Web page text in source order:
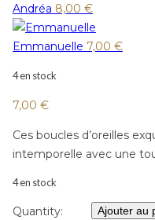
Andréa 8,00 €
Emmanuelle 7,00 €
4 en stock
7,00 €
Ces boucles d’oreilles
intemporelle avec une
4 en stock
Quantity: Ajouter au